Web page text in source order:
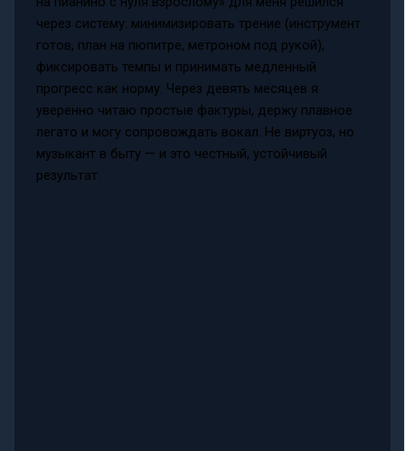
через систему: минимизировать трение (инструмент
готов, план на пюпитре, метроном под рукой),
фиксировать темпы и принимать медленный
прогресс как норму. Через девять месяцев я
уверенно читаю простые фактуры, держу плавное
легато и могу сопровождать вокал. Не виртуоз, но
музыкант в быту — и это честный, устойчивый
результат.